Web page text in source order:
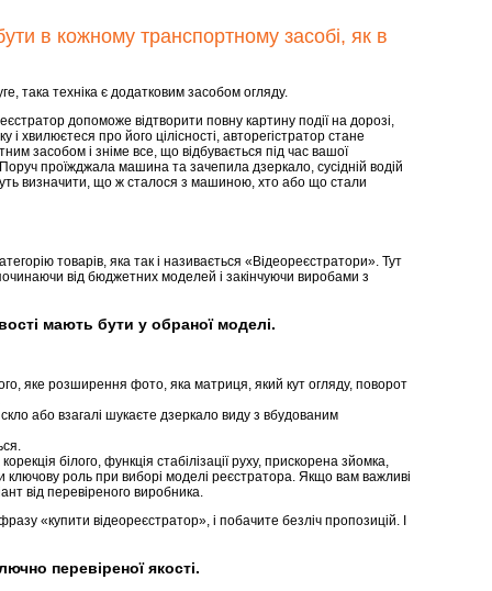
в кожному транспортному засобі, як в
така техніка є додатковим засобом огляду.
допоможе відтворити повну картину події на дорозі,
хвилюєтеся про його цілісності, авторегістратор стане
засобом і зніме все, що відбувається під час вашої
проїжджала машина та зачепила дзеркало, сусідній водій
визначити, що ж сталося з машиною, хто або що стали
товарів, яка так і називається «Відеореєстратори». Тут
від бюджетних моделей і закінчуючи виробами з
мають бути у обраної моделі.
яке розширення фото, яка матриця, який кут огляду, поворот
або взагалі шукаєте дзеркало виду з вбудованим
білого, функція стабілізації руху, прискорена зйомка,
ключову роль при виборі моделі реєстратора. Якщо вам важливі
від перевіреного виробника.
«купити відеореєстратор», і побачите безліч пропозицій. І
перевіреної якості.